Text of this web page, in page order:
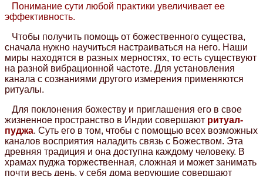
Понимание сути любой практики увеличивает ее
эффективность.
Чтобы получить помощь от божественного существа,
сначала нужно научиться настраиваться на него. Наши
миры находятся в разных мерностях, то есть существуют
на разной вибрационной частоте. Для установления
канала с сознаниями другого измерения применяются
ритуалы.
Для поклонения божеству и приглашения его в свое
жизненное пространство в Индии совершают ритуал-
пуджа. Суть его в том, чтобы с помощью всех возможных
каналов восприятия наладить связь с Божеством. Эта
древняя традиция и она доступна каждому человеку. В
храмах пуджа торжественная, сложная и может занимать
почти весь день, у себя дома верующие совершают